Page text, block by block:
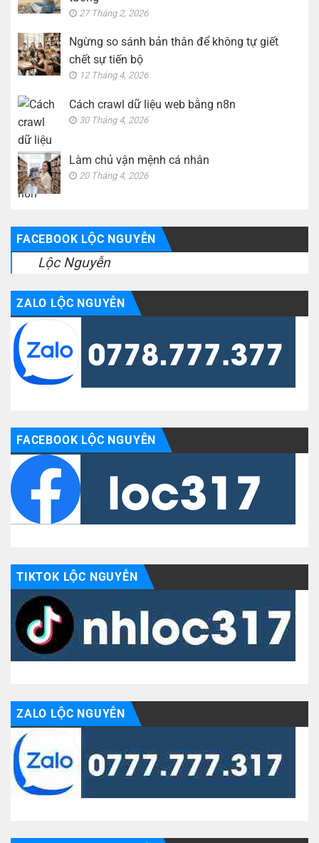
27 Tháng 2, 2026
Ngừng so sánh bản thân để không tự giết
chết sự tiến bộ
12 Tháng 4, 2026
Cách crawl dữ liệu web bằng n8n
30 Tháng 4, 2026
Làm chủ vận mệnh cá nhân
20 Tháng 4, 2026
FACEBOOK LỘC NGUYỄN
Lộc Nguyễn
ZALO LỘC NGUYỄN
FACEBOOK LỘC NGUYỄN
TIKTOK LỘC NGUYỄN
ZALO LỘC NGUYỄN